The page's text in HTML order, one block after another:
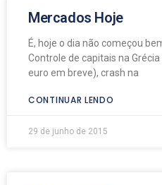
Mercados Hoje
É, hoje o dia não começou
Controle de capitais na
euro em breve), crash na
CONTINUAR LENDO
29 de junho de 2015